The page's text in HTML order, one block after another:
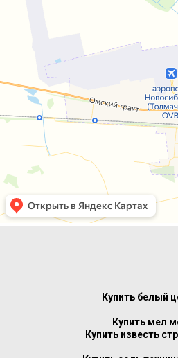
Купить белый
Купить мел
Купить известь